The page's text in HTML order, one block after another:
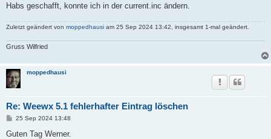
Habs geschafft, konnte ich in der current.inc ändern.
Zuletzt geändert von moppedhausi am 25 Sep 2024 13:42, insgesamt 1-mal geändert.
Gruss Wilfried
moppedhausi
Re: Weewx 5.1 fehlerhafter Eintrag löschen
B
i
25 Sep 2024 13:48
Guten Tag Werner.